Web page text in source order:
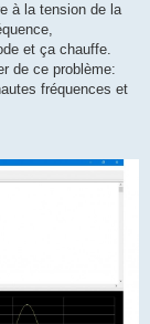
à la tension de la
et ça chauffe.
de ce problème:
fréquences et